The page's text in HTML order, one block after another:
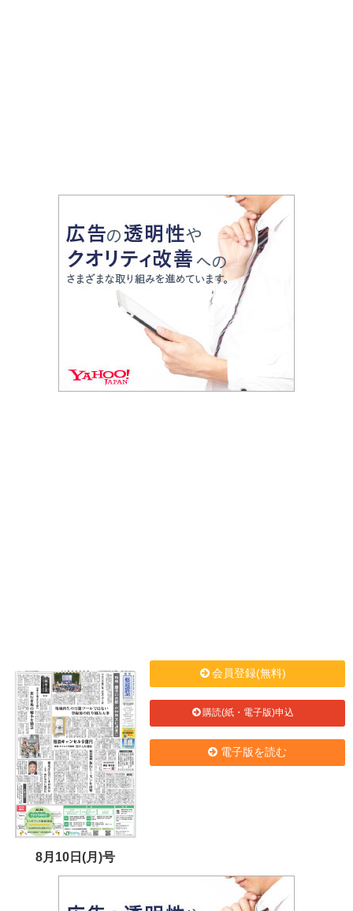
8月10日(月)号
会員登録(無料)
購読(紙・電子版)申込
電子版を読む